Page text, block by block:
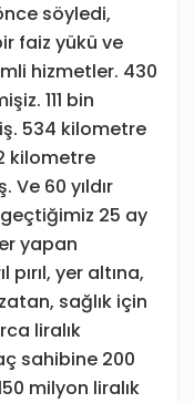
söyledi,
faiz yükü ve
hizmetler. 430
111 bin
534 kilometre
kilometre
60 yıldır
25 ay
yapan
yer altına,
sağlık için
liralık
sahibine 200
milyon liralık